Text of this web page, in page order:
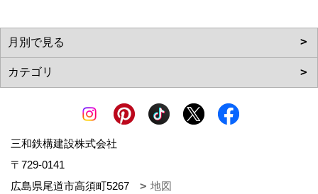
三和鉄構建設株式会社
〒729-0141
広島県尾道市高須町5267
地図